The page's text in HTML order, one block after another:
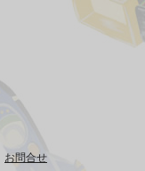
お問合せ